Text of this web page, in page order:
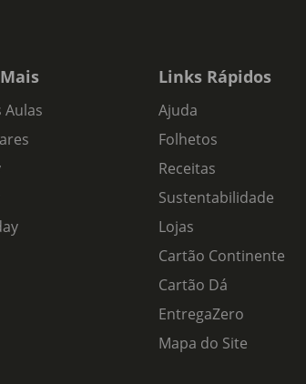
Aulas
Links Rápidos
Ajuda
Folhetos
Receitas
Sustentabilidade
Lojas
Cartão Continente
Cartão Dá
EntregaZero
Mapa do Site